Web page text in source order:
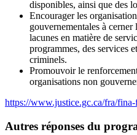
disponibles, ainsi que des
Encourager les
gouvernementales à cerner
lacunes en matière de
programmes, des services
criminels.
Promouvoir le
organisations non
https://www.justice.gc.ca/fra/
Autres réponses du